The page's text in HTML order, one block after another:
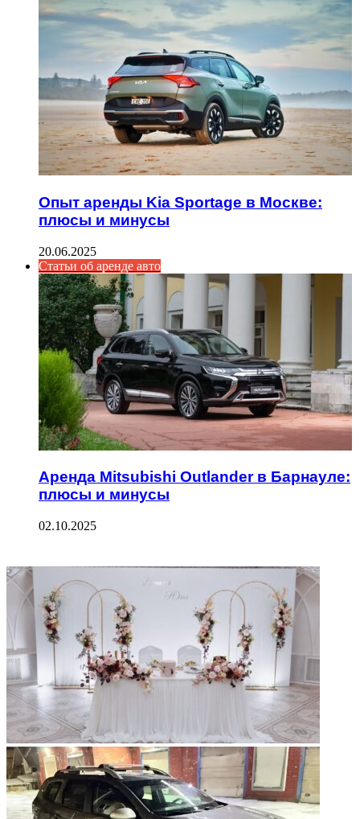
Опыт аренды Kia Sportage в Москве:
плюсы и минусы
20.06.2025
Статьи об аренде авто
Аренда Mitsubishi Outlander в Барнауле:
плюсы и минусы
02.10.2025